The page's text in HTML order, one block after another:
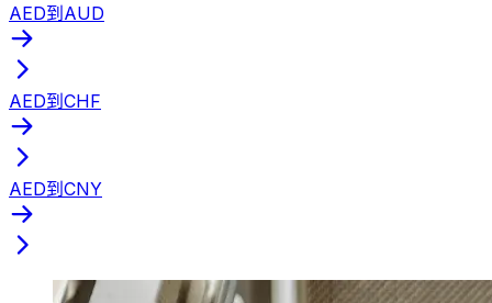
AED到AUD
AED到CHF
AED到CNY